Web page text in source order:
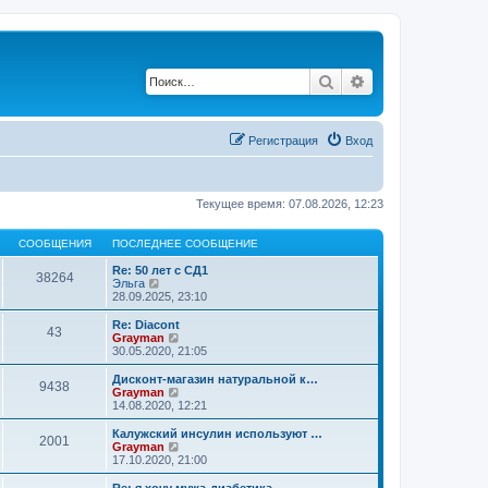
Поиск
Вход
Регистрация
Текущее время: 07.08.2026, 12:23
СООБЩЕНИЯ ПОСЛЕДНЕЕ СООБЩЕНИЕ
38264
Re: 50 лет с СД1
Эльга
е
р
е
й
т
п
о
с
е
д
н
е
28.09.2025, 23:10
43
Re: Diacont
Grayman
е
р
е
т
п
о
с
30.05.2020, 21:05
9438
Дисконт-магазин натуральной к…
Grayman
е
р
е
т
14.08.2020, 12:21
2001
Калужский инсулин используют …
Grayman
е
р
е
17.10.2020, 21:00